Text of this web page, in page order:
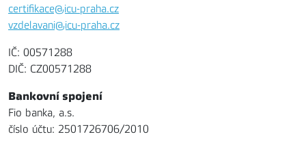
certifikace@icu-praha.cz
vzdelavani@icu-praha.cz
IČ: 00571288
DIČ: CZ00571288
Bankovní spojení
Fio banka, a.s.
číslo účtu: 2501726706/2010